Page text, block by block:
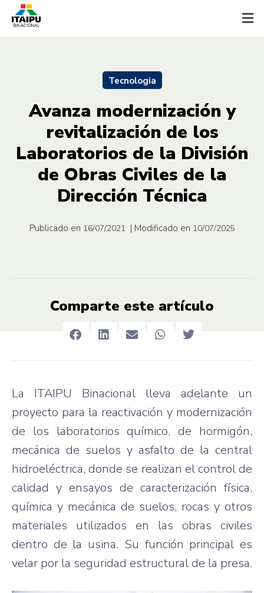
Tecnologia
Avanza modernización y
revitalización de los
Laboratorios de la División
de Obras Civiles de la
Dirección Técnica
Publicado en 16/07/2021 | Modificado en 10/07/2025
Comparte este artículo
La ITAIPU Binacional lleva adelante un
proyecto para la reactivación y modernización
de los laboratorios químico, de hormigón,
mecánica de suelos y asfalto de la central
hidroeléctrica, donde se realizan el control de
calidad y ensayos de caracterización física,
química y mecánica de suelos, rocas y otros
materiales utilizados en las obras civiles
dentro de la usina. Su función principal es
velar por la seguridad estructural de la presa.